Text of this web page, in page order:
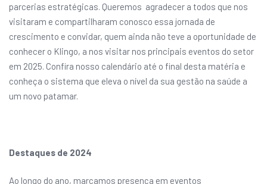
parcerias estratégicas. Queremos agradecer a todos que nos
visitaram e compartilharam conosco essa jornada de
crescimento e convidar, quem ainda não teve a oportunidade de
conhecer o Klingo, a nos visitar nos principais eventos do setor
em 2025. Confira nosso calendário até o final desta matéria e
conheça o sistema que eleva o nível da sua gestão na saúde a
um novo patamar.
Destaques de 2024
Ao longo do ano, marcamos presença em eventos